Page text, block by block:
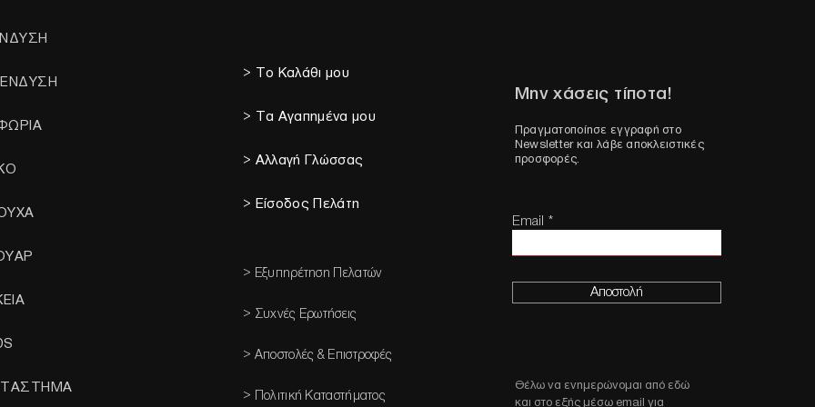
> Το Καλάθι μου
> Τα Αγαπημένα μου
> Αλλαγή Γλώσσας
> Είσοδος Πελάτη
> Εξυπηρέτηση Πελατών
> Συχνές Ερωτήσεις
> Αποστολές & Επιστροφές
> Πολιτική Καταστήματος
Μην χάσεις τίποτα!
Πραγματοποίησε εγγραφή στο
Newsletter και λάβε αποκλειστικές
προσφορές.
Email
Αποστολή
Θέλω να ενημερώνομαι από εδώ
και στο εξής μέσω email για